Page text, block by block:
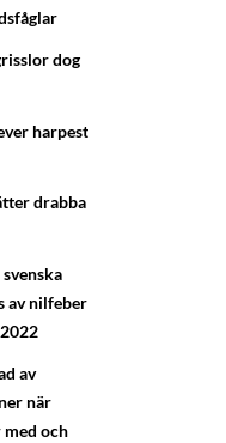
dog
harpest
drabba
av nilfeber
av
när
och